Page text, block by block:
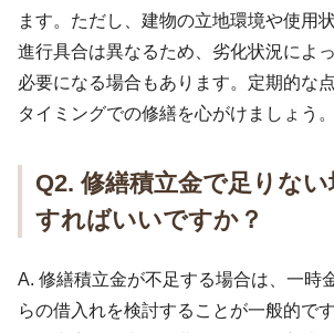
ます。ただし、建物の立地環境や使用
進行具合は異なるため、劣化状況によ
必要になる場合もあります。定期的な
タイミングでの修繕を心がけましょう。
Q2. 修繕積立金で足りない
すればいいですか？
A. 修繕積立金が不足する場合は、一時
らの借入れを検討することが一般的で